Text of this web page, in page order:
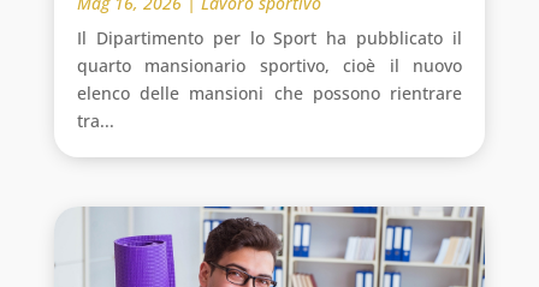
Il Dipartimento per lo Sport ha pubblicato il
quarto mansionario sportivo, cioè il nuovo
elenco delle mansioni che possono rientrare
tra...